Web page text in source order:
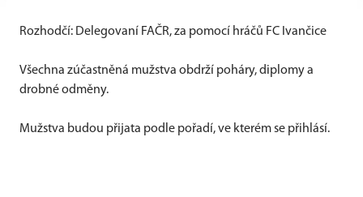
Rozhodčí: Delegovaní FAČR, za pomocí hráčů FC Ivančice
Všechna zúčastněná mužstva obdrží poháry, diplomy a
drobné odměny.
Mužstva budou přijata podle pořadí, ve kterém se přihlásí.